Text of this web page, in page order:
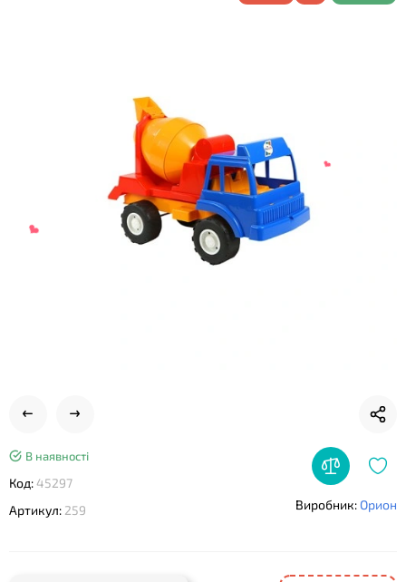
В наявності
Код:45297
Артикул: 259 Виробник:Орион